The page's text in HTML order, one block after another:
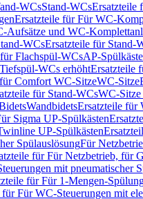
WCsStand-WCsErsatzteile
Ersatzteile für Für WC-
Aufsätze und WC-
WCsErsatzteile für Stand-
Flachspül-WCsAP-
Tiefspül-WCs erhöhtErsatzteile
Comfort WC-SitzeWC-Sitze
für Stand-WCsWC-
WandbidetsErsatzteile für
Sigma UP-Spülkästen
UP-Spülkästen
SpülauslösungFür
für Für Netzbetrieb, für
mit pneumatischer
für Für 1-Mengen-
für Für WC-Steuerungen mit